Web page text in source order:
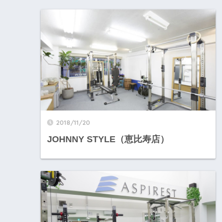
2018/11/20
JOHNNY STYLE（恵比寿店）